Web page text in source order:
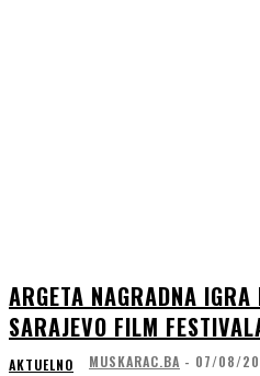
ARGETA NAGRADNA
SARAJEVO FILM
AKTUELNO MUSKARAC.BA - 07/08/